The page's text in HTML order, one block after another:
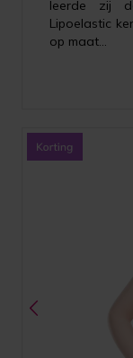
leerde zij
Lipoelastic
op maat...